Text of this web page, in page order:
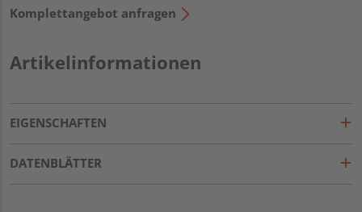
Komplettangebot anfragen
Artikelinformationen
EIGENSCHAFTEN
DATENBLÄTTER